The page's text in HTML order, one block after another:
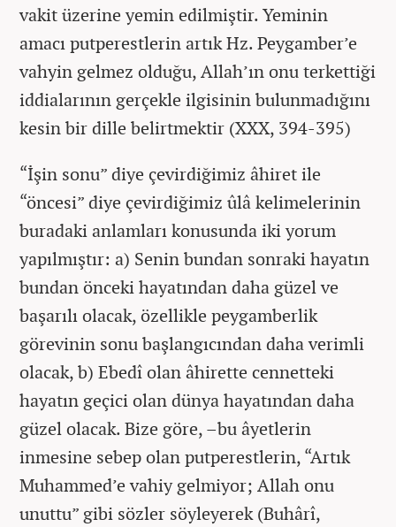
vakit üzerine yemin edilmiştir. Yeminin
amacı putperestlerin artık Hz. Peygamber’e
vahyin gelmez olduğu, Allah’ın onu terkettiği
iddialarının gerçekle ilgisinin bulunmadığını
kesin bir dille belirtmektir (XXX, 394-395)
“İşin sonu” diye çevirdiğimiz âhiret ile
“öncesi” diye çevirdiğimiz ûlâ kelimelerinin
buradaki anlamları konusunda iki yorum
yapılmıştır: a) Senin bundan sonraki hayatın
bundan önceki hayatından daha güzel ve
başarılı olacak, özellikle peygamberlik
görevinin sonu başlangıcından daha verimli
olacak, b) Ebedî olan âhirette cennetteki
hayatın geçici olan dünya hayatından daha
güzel olacak. Bize göre, –bu âyetlerin
inmesine sebep olan putperestlerin, “Artık
Muhammed’e vahiy gelmiyor; Allah onu
unuttu” gibi sözler söyleyerek (Buhârî,